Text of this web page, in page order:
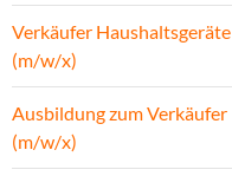
Verkäufer Haushaltsgeräte
(m/w/x)
Ausbildung zum Verkäufer
(m/w/x)